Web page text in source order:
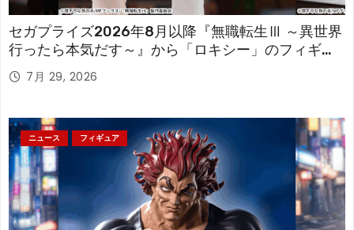
セガプライズ2026年8月以降『無職転生Ⅲ ～異世界
行ったら本気だす～』から「ロキシー」のフィギュ
アが登場！
7月 29, 2026
ニュース フィギュア